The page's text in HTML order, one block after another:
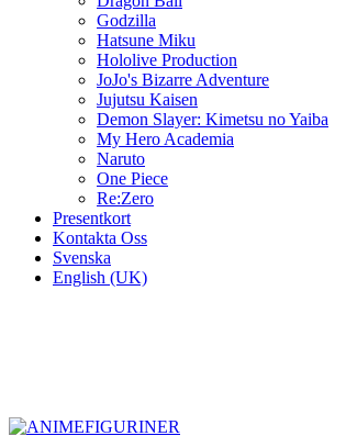
Godzilla
Hatsune Miku
Hololive Production
JoJo's Bizarre Adventure
Jujutsu Kaisen
Demon Slayer: Kimetsu no Yaiba
My Hero Academia
Naruto
One Piece
Re:Zero
Presentkort
Kontakta Oss
Svenska
English (UK)